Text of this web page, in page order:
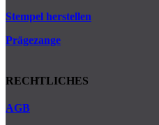
Stempel herstellen
Prägezange
RECHTLICHES
AGB